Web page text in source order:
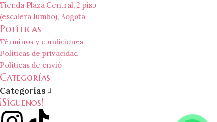
Tienda Plaza Central, 2 piso
(escalera Jumbo), Bogotá
Políticas
Términos y condiciones
Políticas de privacidad
Políticas de envió
Categorías
Categorías
¡Síguenos!